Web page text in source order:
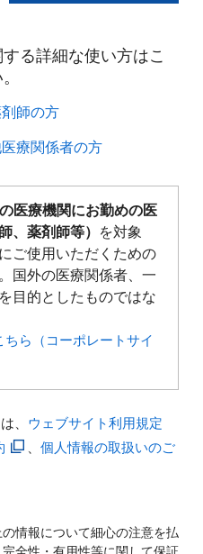
る詳細な使い方はこ
師の方​
療関係者の方​
医療機関にお勤めの医
、薬剤師等）
を対象
ご使用いただくための
国外の医療関係者、一
目的としたものではな
ら（コーポレートサイ
、 ウェブサイト利用規定
個人情報の取扱いのご
情報について細心の注意を払
全性・有用性等に関して保証